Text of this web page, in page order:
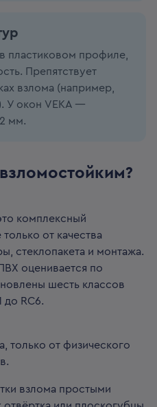
пластиковом профиле,
Препятствует
взлома (например,
У окон VEKA —
мм.
комплексный
от качества
стеклопакета и монтажа.
оценивается по
шесть классов
до RC6.
только от физического
взлома простыми